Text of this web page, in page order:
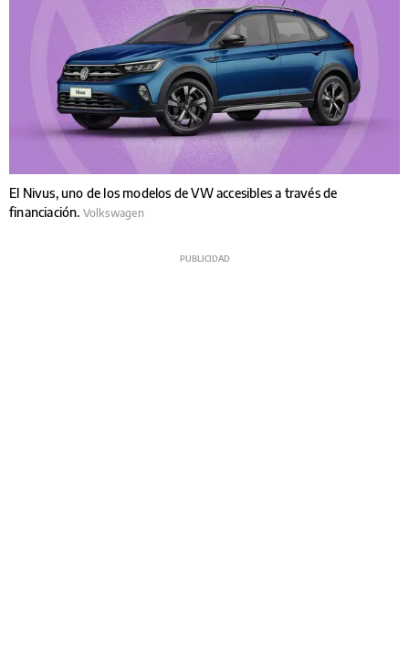
El Nivus, uno de los modelos de VW accesibles a través de
financiación. Volkswagen